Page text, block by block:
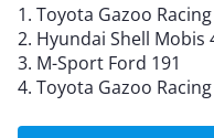
1. Toyota Gazoo
2. Hyundai Shell Mobis
3. M-Sport Ford 191
4. Toyota Gazoo